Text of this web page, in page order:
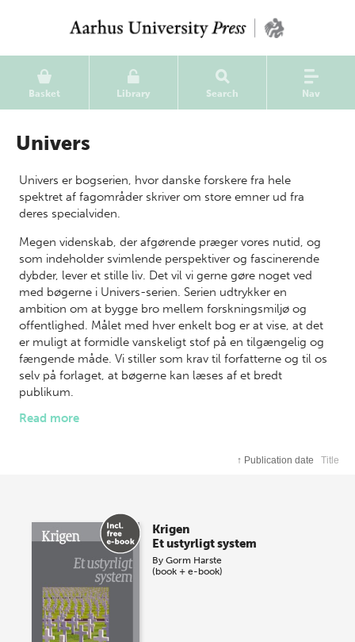
Basket Library Search Nav
Univers
Univers er bogserien, hvor danske forskere fra hele
spektret af fagområder skriver om store emner ud fra
deres specialviden.
Megen videnskab, der afgørende præger vores nutid, og
som indeholder svimlende perspektiver og fascinerende
dybder, lever et stille liv. Det vil vi gerne gøre noget ved
med bøgerne i Univers-serien. Serien udtrykker en
ambition om at bygge bro mellem forskningsmiljø og
offentlighed. Målet med hver enkelt bog er at vise, at det
er muligt at formidle vanskeligt stof på en tilgængelig og
fængende måde. Vi stiller som krav til forfatterne og til os
selv på forlaget, at bøgerne kan læses af et bredt
publikum.
De enkelte bøger giver en bred og loyal indføring i et
engagement og sin personlige synsvinkel kan sætte sit
Read more
↑ Publication date Title
Krigen
Et ustyrligt system
ByGorm Harste
(book + e-book)